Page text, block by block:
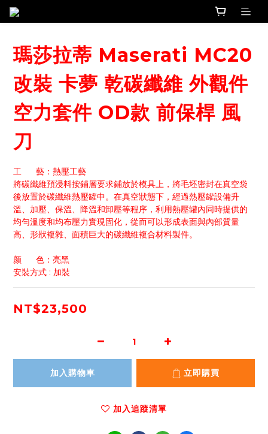
瑪莎拉蒂 Maserati MC20
改裝 卡夢 乾碳纖維 外觀件
空力套件 OD款 前保桿 風
刀
工      藝：熱壓工藝
將碳纖維預浸料按鋪層要求鋪放於模具上，將毛坯密封在真空袋
後放置於碳纖維熱壓罐中。在真空狀態下，經過熱壓罐設備升
溫、加壓、保溫、降溫和卸壓等程序，利用熱壓罐內同時提供的
均勻溫度和均布壓力實現固化，從而可以形成表面與內部質量
高、形狀複雜、面積巨大的碳纖維複合材料製件。
颜      色：亮黑
安裝方式 : 加裝
NT$23,500
加入購物車 立即購買
加入追蹤清單